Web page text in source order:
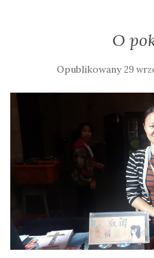
O
Opublikowany29